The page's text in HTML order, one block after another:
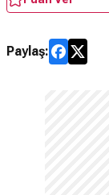
Paylaş: